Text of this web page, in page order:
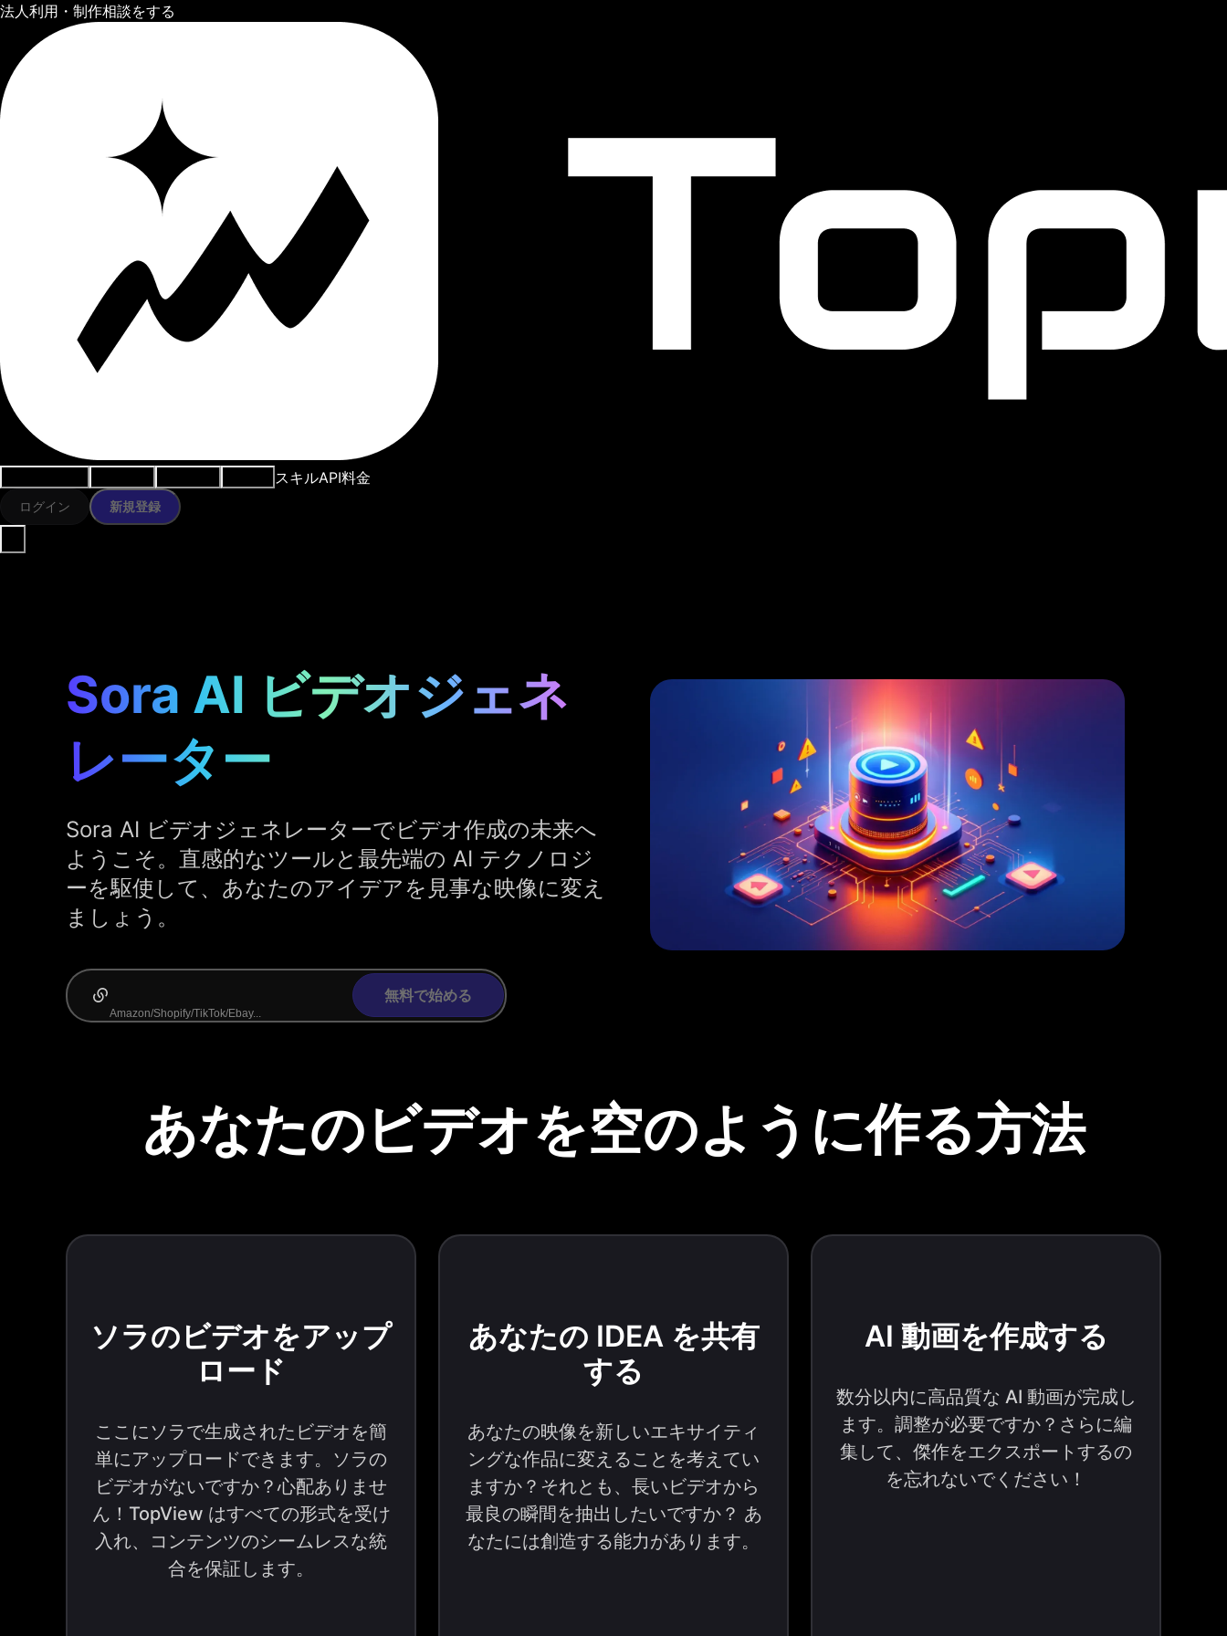
法人利用・制作相談をする
スキルAPI料金
ログイン 新規登録
Sora AI ビデオジェネ
レーター
Sora AI ビデオジェネレーターでビデオ作成の未来へ
ようこそ。直感的なツールと最先端の AI テクノロジ
ーを駆使して、あなたのアイデアを見事な映像に変え
ましょう。
無料で始める
あなたのビデオを空のように作る方法
ソラのビデオをアップ
ロード
ここにソラで生成されたビデオを簡
単にアップロードできます。ソラの
ビデオがないですか？心配ありませ
ん！TopView はすべての形式を受け
入れ、コンテンツのシームレスな統
合を保証します。
あなたの IDEA を共有
する
あなたの映像を新しいエキサイティ
ングな作品に変えることを考えてい
ますか？それとも、長いビデオから
最良の瞬間を抽出したいですか？ あ
なたには創造する能力があります。
AI 動画を作成する
数分以内に高品質な AI 動画が完成し
ます。調整が必要ですか？さらに編
集して、傑作をエクスポートするの
を忘れないでください！